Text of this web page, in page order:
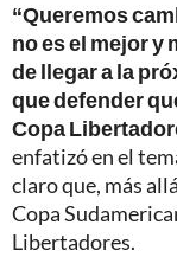
“Queremos
no es el mejor y
de llegar a la
que defender
Copa
enfatizó en el
claro que, más
Copa
Libertadores.